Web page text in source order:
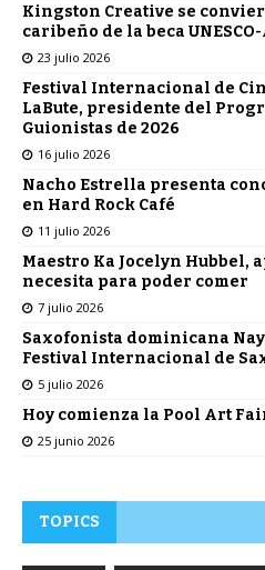
Kingston Creative se
caribeño de la beca
23 julio 2026
Festival Internacional de
LaBute, presidente del
Guionistas de 2026
16 julio 2026
Nacho Estrella presenta
en Hard Rock Café
11 julio 2026
Maestro Ka Jocelyn Hubbel,
necesita para poder comer
7 julio 2026
Saxofonista dominicana
Festival Internacional de
5 julio 2026
Hoy comienza la Pool Art
25 junio 2026
TOPICS